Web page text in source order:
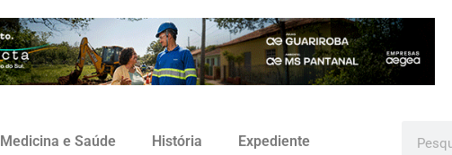
Medicina e Saúde História Expediente